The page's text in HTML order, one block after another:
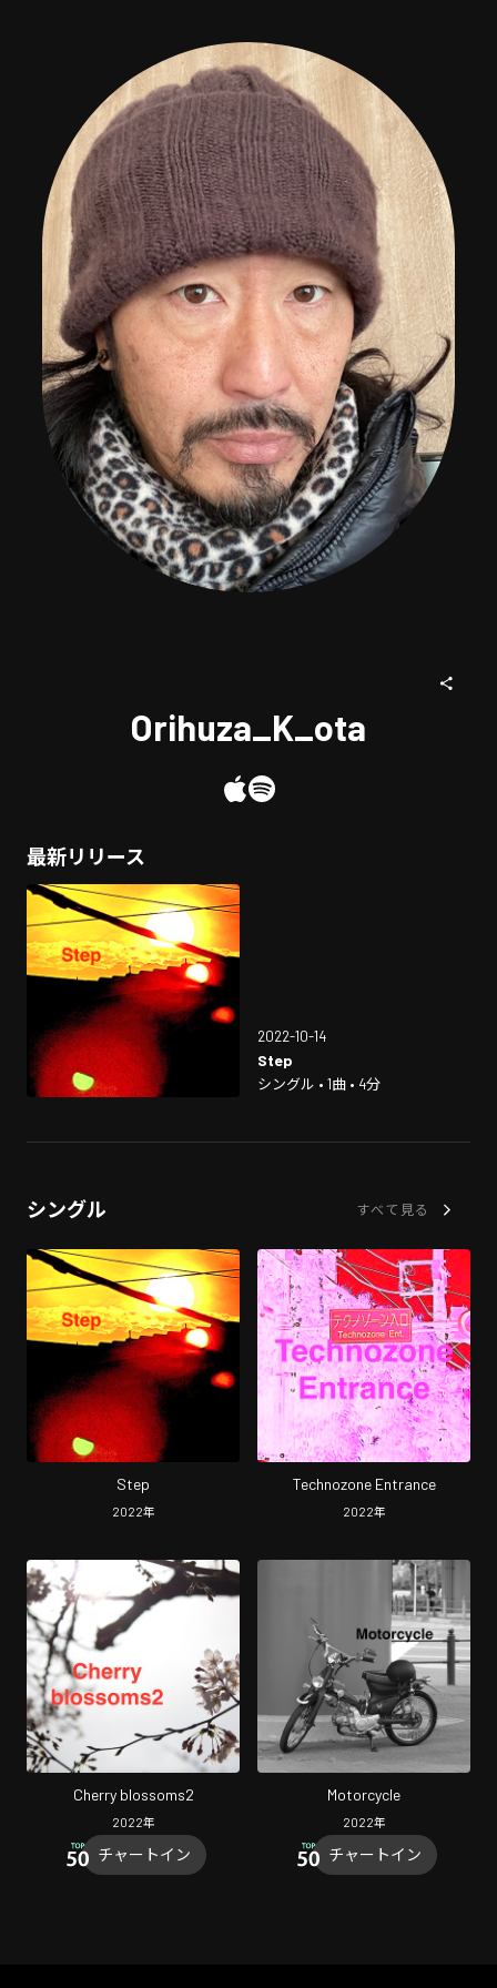
Orihuza_K_ota
最新リリース
2022-10-14
Step
シングル • 1曲 • 4分
シングル すべて見る
Step
2022年
Technozone Entrance
2022年
Cherry blossoms2
2022年
チャートイン
Motorcycle
2022年
チャートイン